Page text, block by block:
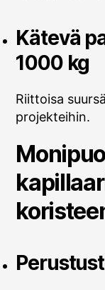
Kätevä
1000 kg
Riittoisa
projekteihin.